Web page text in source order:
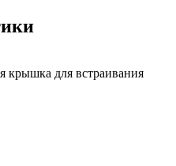
крышка для встраивания